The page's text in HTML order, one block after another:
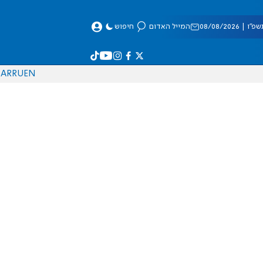
08/2026 המייל האדום חיפוש
EN
RU
AR